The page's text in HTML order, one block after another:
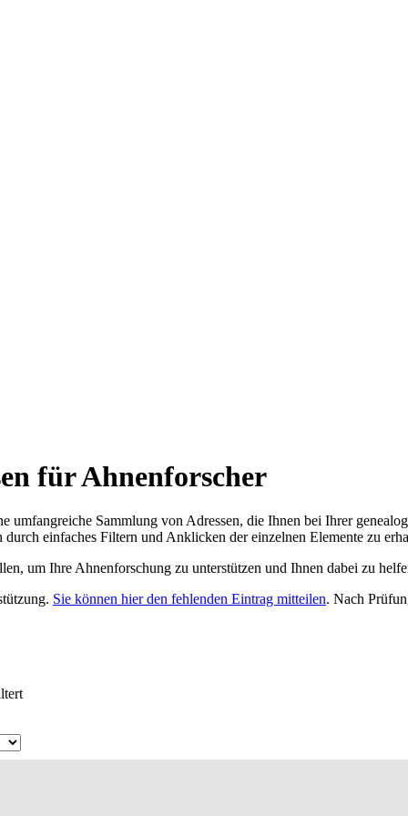
für Ahnenforscher
Sammlung von Adressen, die Ihnen bei Ihrer
einfaches Filtern und Anklicken der einzelnen Elemente zu
um Ihre Ahnenforschung zu unterstützen und Ihnen dabei zu
Sie können hier den fehlenden Eintrag mitteilen. Nach